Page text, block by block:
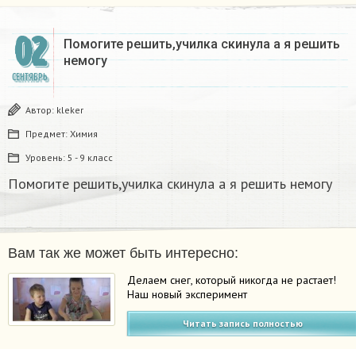
02
СЕНТЯБРЬ
Помогите решить,училка скинула а я решить
немогу
Автор: kleker
Предмет: Химия
Уровень: 5 - 9 класс
Помогите решить,училка скинула а я решить немогу
Вам так же может быть интересно:
Делаем снег, который никогда не растает!
Наш новый эксперимент
Читать запись полностью